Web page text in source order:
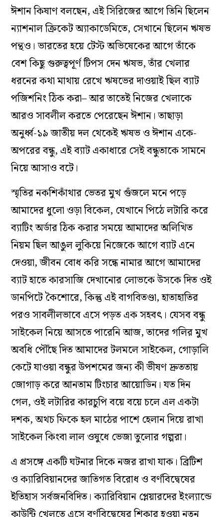
ঈশান কিষাণ বলছেন, এই সিরিজের আগে তিনি ছিলেন
ন্যাশনাল ক্রিকেট অ্যাকাডেমিতে, সেখানে ছিলেন ঋষভ
পন্থও। ভারতের হয়ে টেস্ট অভিষেকের আগে তাঁকে
বেশ কিছু গুরুত্বপূর্ণ টিপস দেন ঋষভ, তাঁর খেলার
ধরনের কথা মাথায় রেখে ঋষভের দাওয়াই ছিল ব্যাট
পজিশনিং ঠিক করা– আর তাতেই নিজের খেলাকে
আরও সাবলীল করতে পেরেছেন ঈশান। তাছাড়া
অনুর্ধ্ব-১৯ জাতীয় দল থেকেই ঋষভ ও ঈশান একে-
অপরের বন্ধু, এই ব্যাট একাধারে সেই বন্ধুতাকে সামনে
নিয়ে আসাও বটে।
স্মৃতির নকশিকাঁথার ভেতর মুখ গুঁজলে মনে পড়ে
আমাদের ধুলো ওড়া বিকেল, যেখানে পিঠে লটারি করে
ব্যাটিং অর্ডার ঠিক করার সময়ে আমাদের অলিখিত
নিয়ম ছিল আঙুল লুকিয়ে নিজেকে আগে ব্যাট এনে
দেওয়া, জীবন বোধ করি সন্ধে নামার আগে আমাদের
ব্যাট হাতে কারসাজি দেখানোর লোভকে উসকে দিত ওই
ডানপিটে কৈশোরে, কিন্তু এই বাগবিতণ্ডা, হাতাহাতির
পরও সাবলীলভাবে এসে পড়ত এক সহবৎ। যেসব বন্ধু
সাইকেল নিয়ে আসতে পারেনি আজ, তাদের গলির মুখ
অবধি পৌঁছে দিত আমাদের টলমলে সাইকেল, গোড়ালি
কেটে যাওয়া বন্ধুর উপশমের জন্য কী ভীষণ দ্রুততায়
জোগাড় করে আনতাম টিংচার আয়োডিন। যত দিন
গেল, ওই লটারির কারচুপি বয়ে বয়ে চলে এল একটা
দশক, অথচ ফিকে হল মাঠের পাশে হেলান দিয়ে রাখা
সাইকেল কিংবা লাল ওষুধে ভেজা তুলোর গল্পরা।
এ প্রসঙ্গে একটি ঘটনার দিকে নজর রাখা যাক। ব্রিটিশ
ও ক্যারিবিয়ানদের জাতিগত বিরোধ ও বর্ণবিদ্বেষের
ইতিহাস সর্বজনবিদিত। ক্যারিবিয়ান প্লেয়ারদের ইংল্যান্ডে